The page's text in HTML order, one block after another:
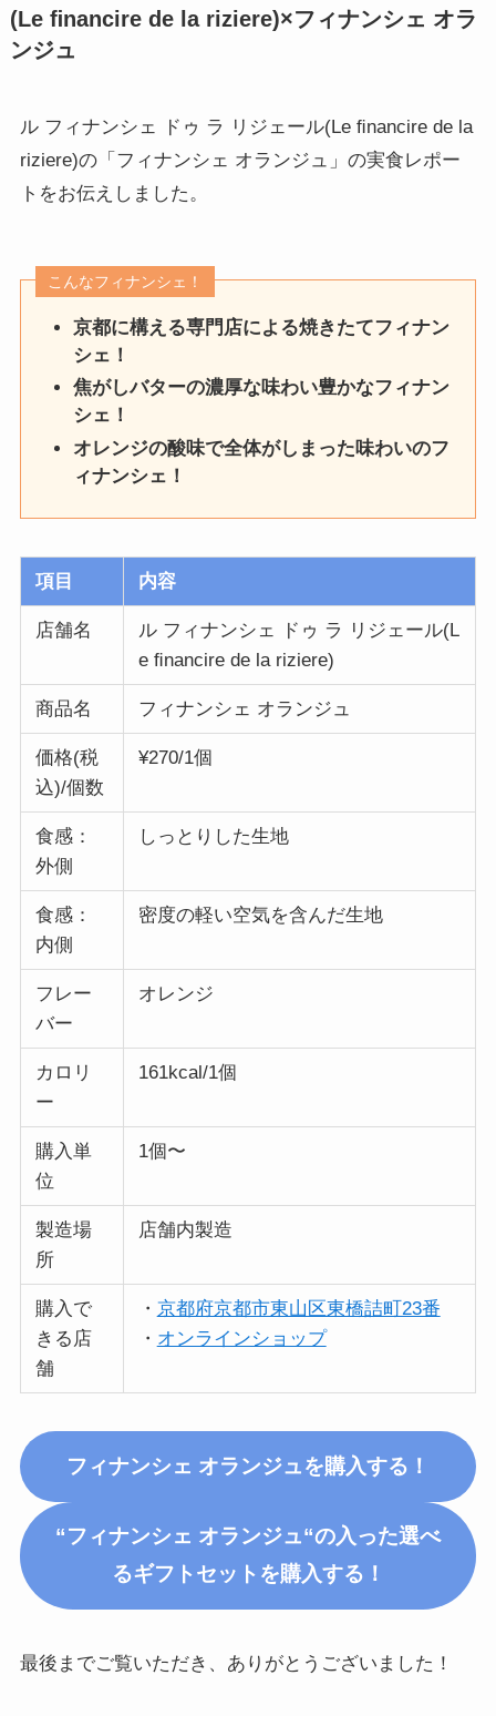
(Le ﬁnancire de la riziere)×フィナンシェ オラ
ンジュ
ル フィナンシェ ドゥ ラ リジェール(Le ﬁnancire de la
riziere)の「フィナンシェ オランジュ」の実食レポー
トをお伝えしました。
こんなフィナンシェ！
京都に構える専門店による焼きたてフィナン
シェ！
焦がしバターの濃厚な味わい豊かなフィナン
シェ！
オレンジの酸味で全体がしまった味わいのフ
ィナンシェ！
項目 内容
店舗名
ル フィナンシェ ドゥ ラ リジェール(L
e ﬁnancire de la riziere)
商品名 フィナンシェ オランジュ
価格(税
込)/個数
¥270/1個
食感：
外側
しっとりした生地
食感：
内側
密度の軽い空気を含んだ生地
フレー
バー
オレンジ
カロリ
ー
161kcal/1個
購入単
位
1個〜
製造場
所
店舗内製造
購入で
きる店
舗
・ 京都府京都市東山区東橋詰町23番
・ オンラインショップ
フィナンシェ オランジュを購入する！
“フィナンシェ オランジュ“の入った選べ
るギフトセットを購入する！
最後までご覧いただき、ありがとうございました！